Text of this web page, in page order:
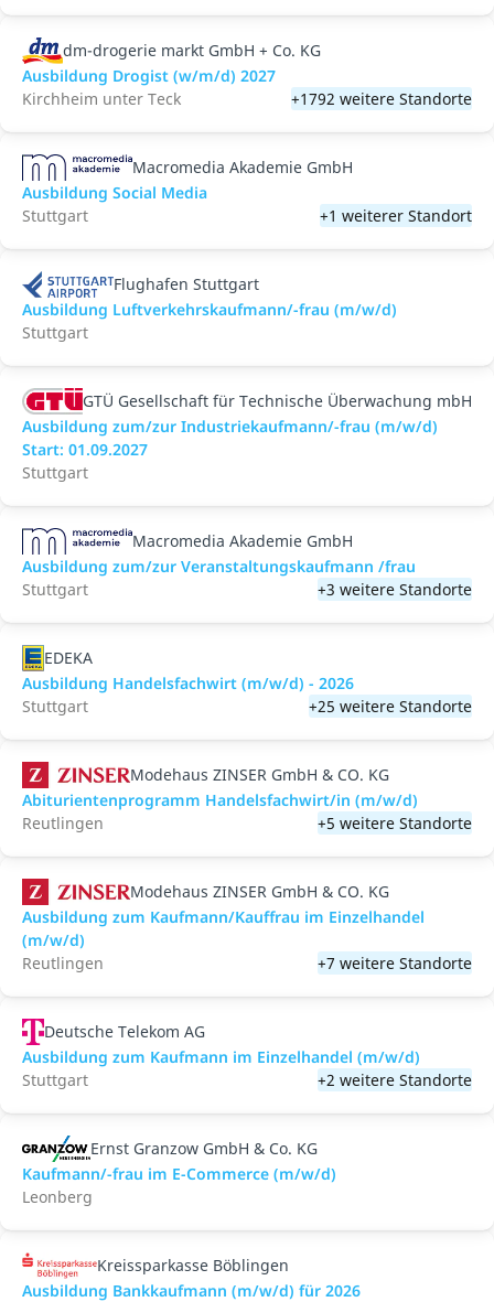
dm-drogerie markt GmbH + Co. KG
Ausbildung Drogist (w/m/d) 2027
Kirchheim unter Teck
+1792 weitere Standorte
Macromedia Akademie GmbH
Ausbildung Social Media
Stuttgart
+1 weiterer Standort
Flughafen Stuttgart
Ausbildung Luftverkehrskaufmann/-frau (m/w/d)
Stuttgart
GTÜ Gesellschaft für Technische Überwachung mbH
Ausbildung zum/zur Industriekaufmann/-frau (m/w/d)
Start: 01.09.2027
Stuttgart
Macromedia Akademie GmbH
Ausbildung zum/zur Veranstaltungs­kaufmann /frau
Stuttgart
+3 weitere Standorte
EDEKA
Ausbildung Handelsfachwirt (m/w/d) - 2026
Stuttgart
+25 weitere Standorte
Modehaus ZINSER GmbH & CO. KG
Abiturientenprogramm Handelsfachwirt/in (m/w/d)
Reutlingen
+5 weitere Standorte
Modehaus ZINSER GmbH & CO. KG
Ausbildung zum Kaufmann/Kauffrau im Einzelhandel
(m/w/d)
Reutlingen
+7 weitere Standorte
Deutsche Telekom AG
Ausbildung zum Kaufmann im Einzelhandel (m/w/d)
Stuttgart
+2 weitere Standorte
Ernst Granzow GmbH & Co. KG
Kaufmann/-frau im E-Commerce (m/w/d)
Leonberg
Kreissparkasse Böblingen
Ausbildung Bankkaufmann (m/w/d) für 2026